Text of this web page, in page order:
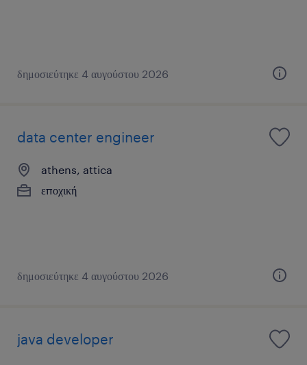
δημοσιεύτηκε 4 αυγούστου 2026
data center engineer
athens, attica
εποχική
δημοσιεύτηκε 4 αυγούστου 2026
java developer